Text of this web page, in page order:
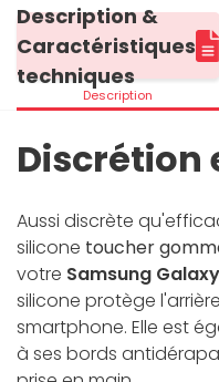
Description &
Caractéristiques
techniques
Description
Discrétion
Aussi discrète
silicone toucher
votre Samsung
silicone protège
smartphone. Elle est
à ses bords